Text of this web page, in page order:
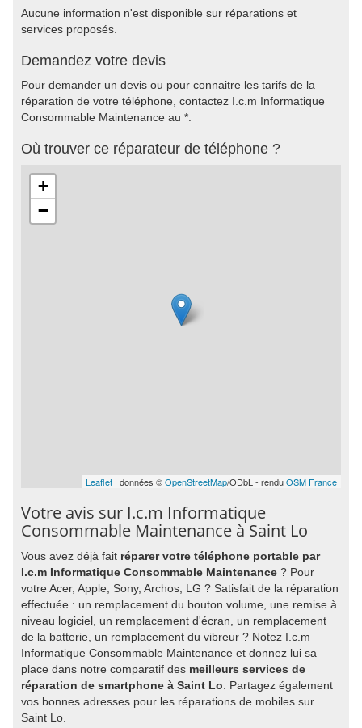
Aucune information n'est disponible sur réparations et
services proposés.
Demandez votre devis
Pour demander un devis ou pour connaitre les tarifs de la
réparation de votre téléphone, contactez I.c.m Informatique
Consommable Maintenance au *.
Où trouver ce réparateur de téléphone ?
+
−
Leaflet | données ©OpenStreetMap/ODbL - renduOSM France
Votre avis sur I.c.m Informatique
Consommable Maintenance à Saint Lo
Vous avez déjà fait réparer votre téléphone portable par
I.c.m Informatique Consommable Maintenance ? Pour
votre Acer, Apple, Sony, Archos, LG ? Satisfait de la réparation
effectuée : un remplacement du bouton volume, une remise à
niveau logiciel, un remplacement d'écran, un remplacement
de la batterie, un remplacement du vibreur ? Notez I.c.m
Informatique Consommable Maintenance et donnez lui sa
place dans notre comparatif des meilleurs services de
réparation de smartphone à Saint Lo . Partagez également
vos bonnes adresses pour les réparations de mobiles sur
Saint Lo.